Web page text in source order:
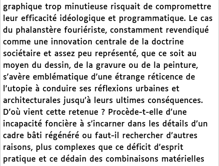
graphique trop minutieuse risquait de compromettre
leur efficacité idéologique et programmatique. Le cas
du phalanstère fouriériste, constamment revendiqué
comme une innovation centrale de la doctrine
sociétaire et assez peu représenté, que ce soit au
moyen du dessin, de la gravure ou de la peinture,
s’avère emblématique d’une étrange réticence de
l’utopie à conduire ses réflexions urbaines et
architecturales jusqu’à leurs ultimes conséquences.
D’où vient cette retenue ? Procède-t-elle d’une
incapacité foncière à s’incarner dans les détails d’un
cadre bâti régénéré ou faut-il rechercher d’autres
raisons, plus complexes que ce déficit d’esprit
pratique et ce dédain des combinaisons matérielles